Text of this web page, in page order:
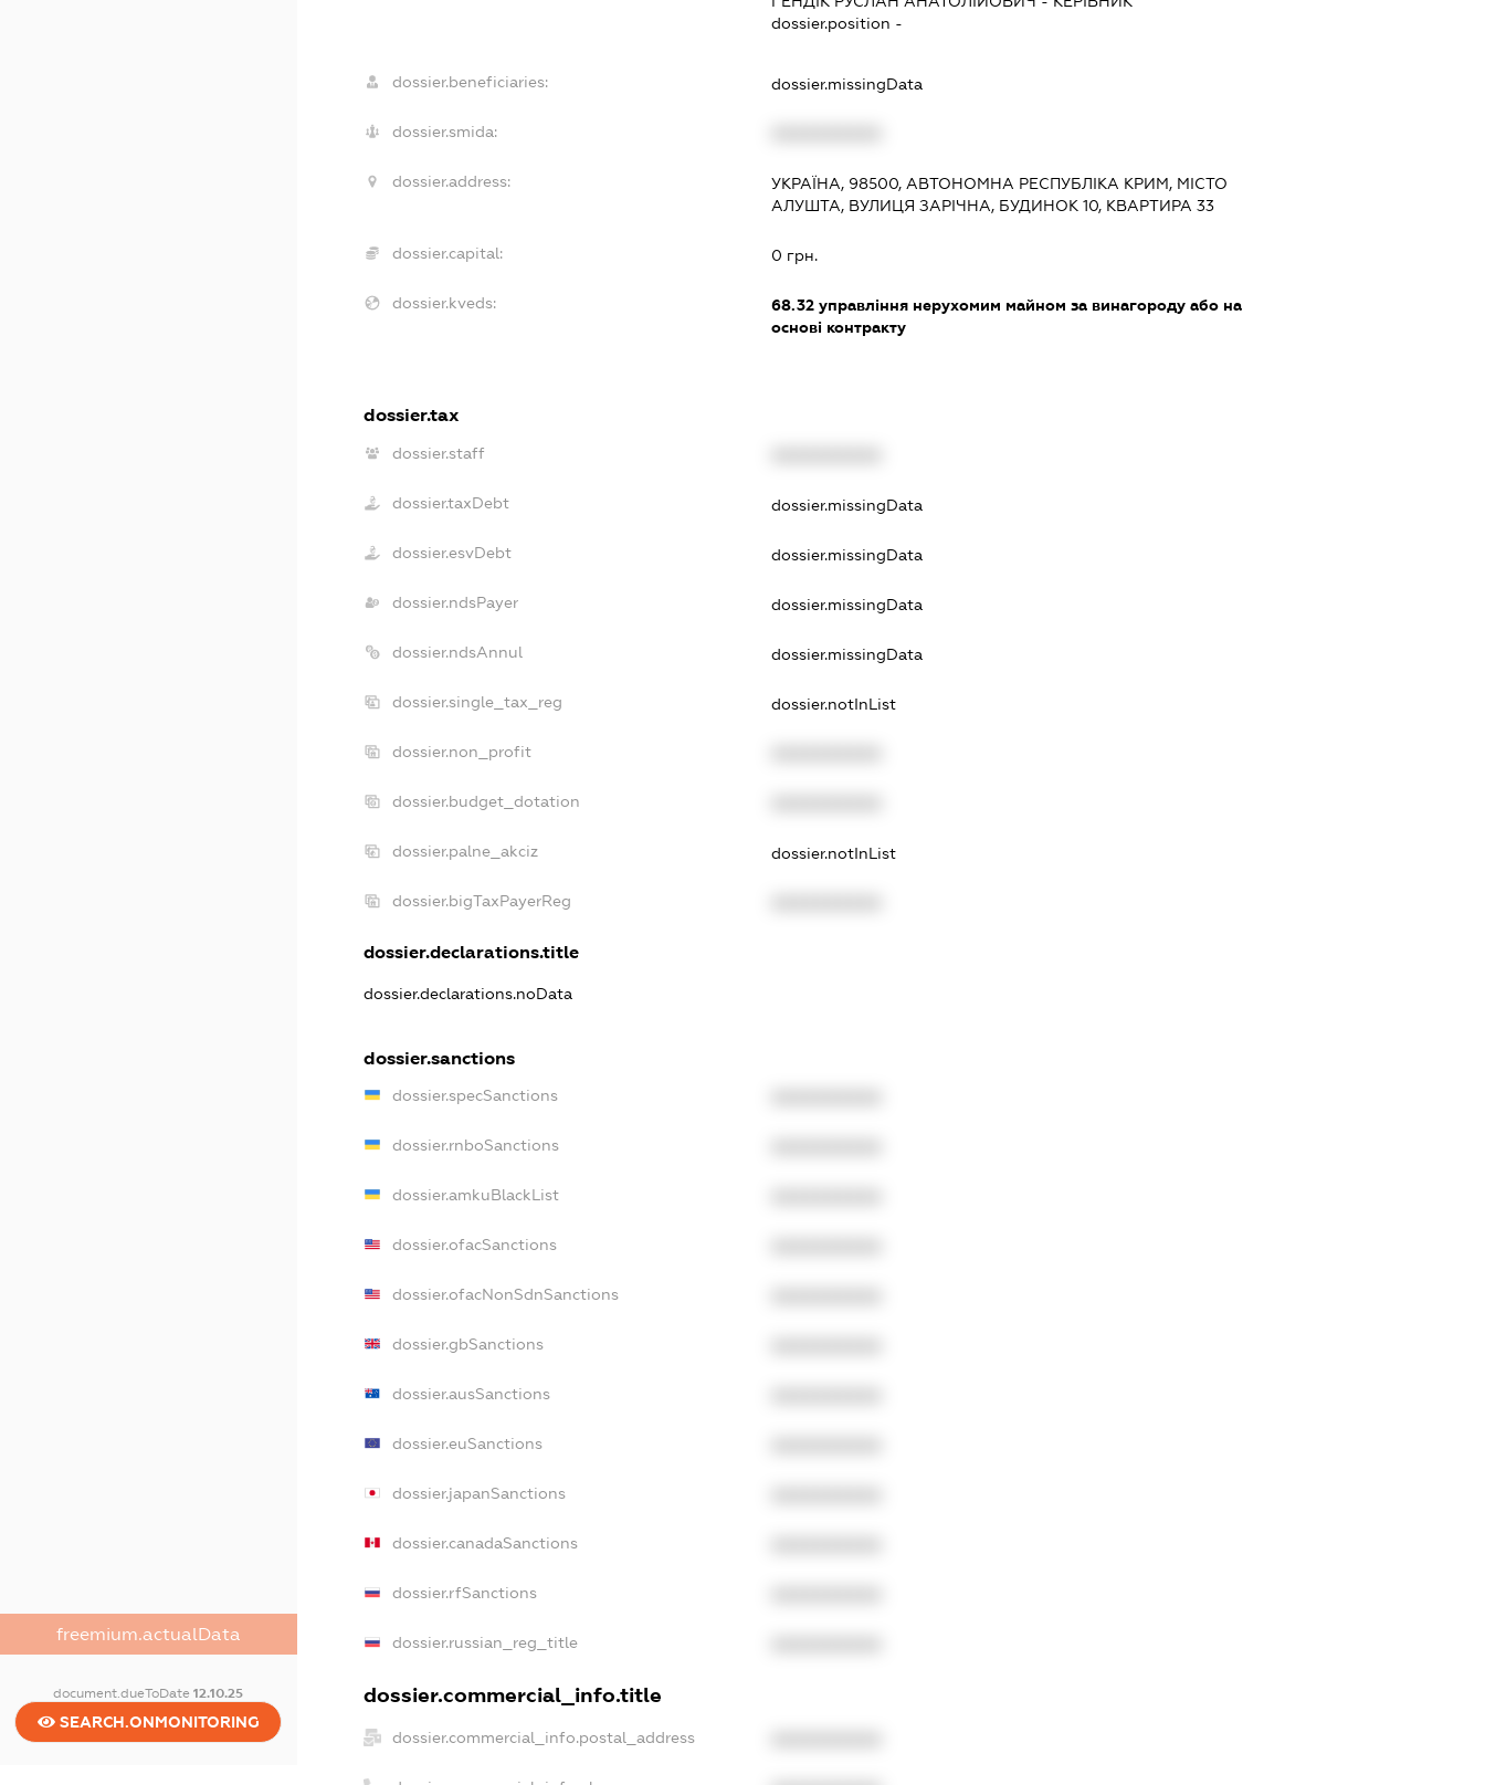
freemium.actualData
document.dueToDate12.10.25
SEARCH.ONMONITORING
dossier.position -
dossier.beneficiaries: dossier.missingData
dossier.smida:
dossier.address:
УКРАЇНА, 98500, АВТОНОМНА РЕСПУБЛІКА КРИМ, МІСТО
АЛУШТА, ВУЛИЦЯ ЗАРІЧНА, БУДИНОК 10, КВАРТИРА 33
dossier.capital: 0 грн.
dossier.kveds: 68.32 управління нерухомим майном за винагороду або на
основі контракту
dossier.tax
dossier.staff
dossier.taxDebt dossier.missingData
dossier.esvDebt dossier.missingData
dossier.ndsPayer dossier.missingData
dossier.ndsAnnul dossier.missingData
dossier.single_tax_reg dossier.notInList
dossier.non_profit
dossier.budget_dotation
dossier.palne_akciz dossier.notInList
dossier.bigTaxPayerReg
dossier.declarations.title
dossier.declarations.noData
dossier.sanctions
dossier.specSanctions
dossier.rnboSanctions
dossier.amkuBlackList
dossier.ofacSanctions
dossier.ofacNonSdnSanctions
dossier.gbSanctions
dossier.ausSanctions
dossier.euSanctions
dossier.japanSanctions
dossier.canadaSanctions
dossier.rfSanctions
dossier.russian_reg_title
dossier.commercial_info.title
dossier.commercial_info.postal_address